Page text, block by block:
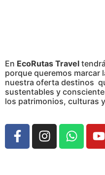
En EcoRutas Travel
porque queremos marcar
nuestra oferta destinos
sustentables y
los patrimonios, culturas